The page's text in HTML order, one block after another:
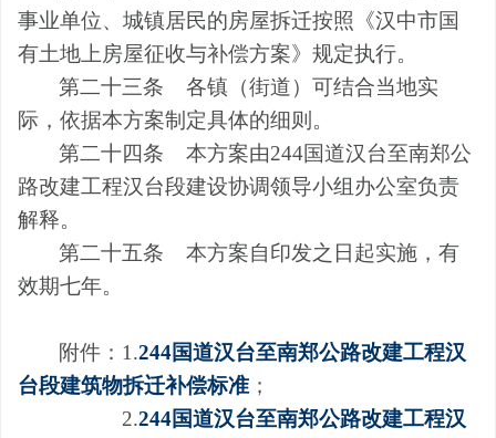
事业单位、城镇居民的房屋拆迁按照《汉中市国
有土地上房屋征收与补偿方案》规定执行。
第二十三条
各镇 （街道）可结合当地实
际，依据本方案制定具体的细则。
第二十四条
本方案由244国道汉台至南郑公
路改建工程汉台段建设协调领导小组办公室负责
解释。
第二十五条
本方案自印发之日 起实施，有
效期七年。
附件： 1 .244国道汉台至南郑公路改建工程汉
台段建筑物拆迁补偿标准 ；
2.244国道汉台至南郑公路改建工程汉